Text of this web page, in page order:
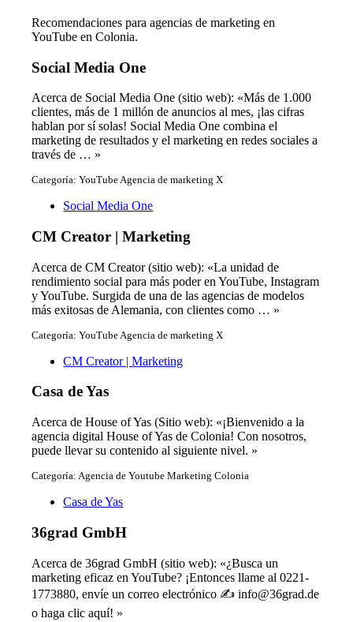
Recomendaciones para agencias de marketing en
YouTube en Colonia.
Social Media One
Acerca de Social Media One (sitio web): «Más de 1.000
clientes, más de 1 millón de anuncios al mes, ¡las cifras
hablan por sí solas! Social Media One combina el
marketing de resultados y el marketing en redes sociales a
través de … »
Categoría: YouTube Agencia de marketing X
Social Media One
CM Creator | Marketing
Acerca de CM Creator (sitio web): «La unidad de
rendimiento social para más poder en YouTube, Instagram
y YouTube. Surgida de una de las agencias de modelos
más exitosas de Alemania, con clientes como … »
Categoría: YouTube Agencia de marketing X
CM Creator | Marketing
Casa de Yas
Acerca de House of Yas (Sitio web): «¡Bienvenido a la
agencia digital House of Yas de Colonia! Con nosotros,
puede llevar su contenido al siguiente nivel. »
Categoría: Agencia de Youtube Marketing Colonia
Casa de Yas
36grad GmbH
Acerca de 36grad GmbH (sitio web): «¿Busca un
marketing eficaz en YouTube? ¡Entonces llame al 0221-
1773880, envíe un correo electrónico ✍️ info@36grad.de
o haga clic aquí! »